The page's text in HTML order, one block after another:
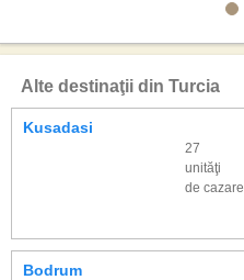
Alte destinaţii din Turcia
Kusadasi
27
unităţi
de cazare
Bodrum